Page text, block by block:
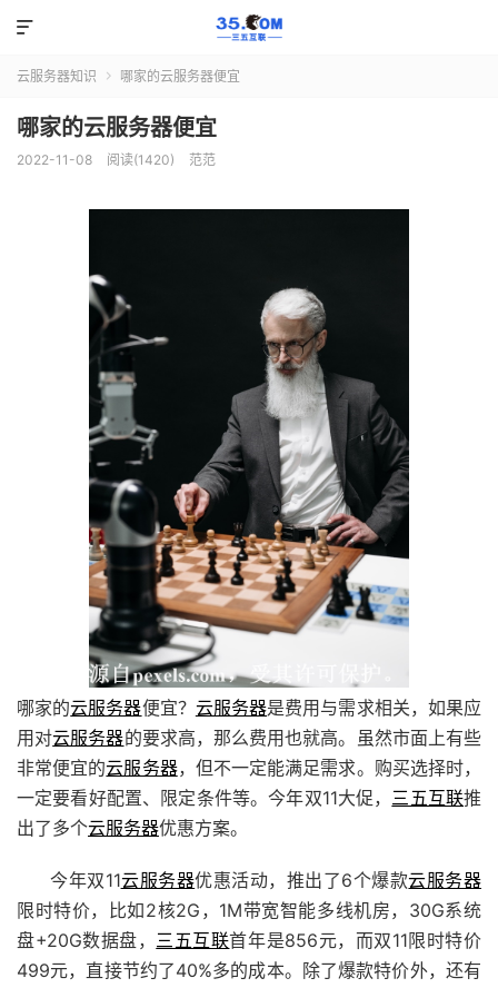

云服务器知识  哪家的云服务器便宜
哪家的云服务器便宜
2022-11-08 阅读(1420) 范范
哪家的云服务器便宜？ 云服务器是费用与需求相关，如果应
用对云服务器的要求高，那么费用也就高。虽然市面上有些
非常便宜的云服务器，但不一定能满足需求。购买选择时，
一定要看好配置、限定条件等。今年双11大促， 三五互联推
出了多个云服务器优惠方案。
今年双11云服务器优惠活动，推出了6个爆款云服务器
限时特价，比如2核2G，1M带宽智能多线机房，30G系统
盘+20G数据盘， 三五互联首年是856元，而双11限时特价
499元，直接节约了40%多的成本。除了爆款特价外，还有